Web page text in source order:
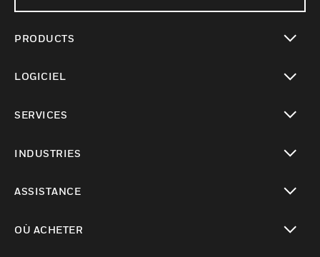
PRODUCTS
LOGICIEL
SERVICES
INDUSTRIES
ASSISTANCE
OÙ ACHETER